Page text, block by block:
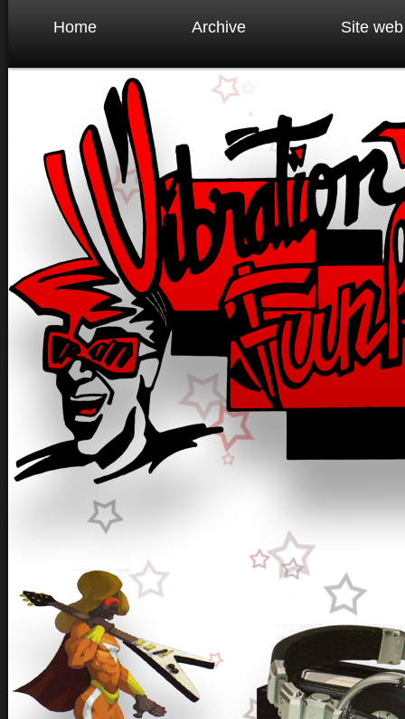
Home Archive Site web